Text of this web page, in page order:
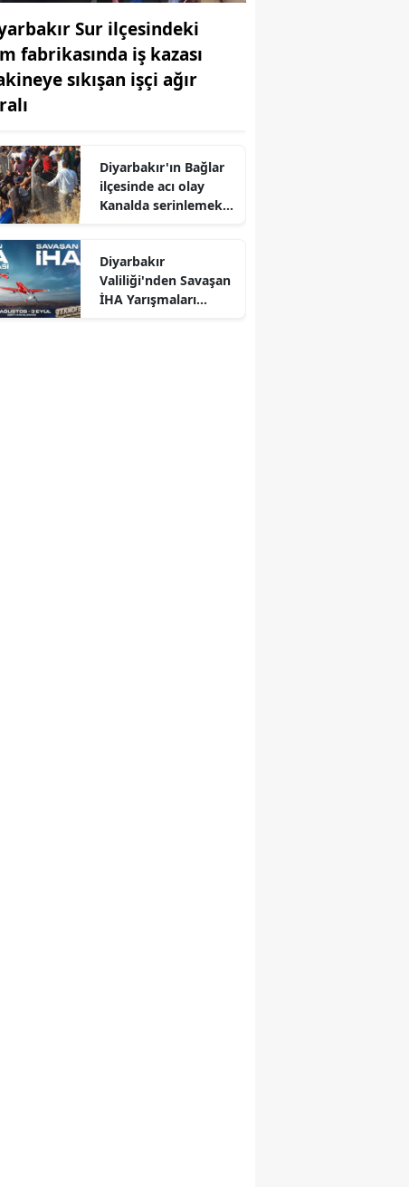
Sur ilçesindeki
fabrikasında iş kazası
sıkışan işçi ağır
Diyarbakır'ın Bağlar
ilçesinde acı olay
Kanalda serinlemek
Diyarbakır
Valiliği'nden Savaşan
İHA Yarışmaları